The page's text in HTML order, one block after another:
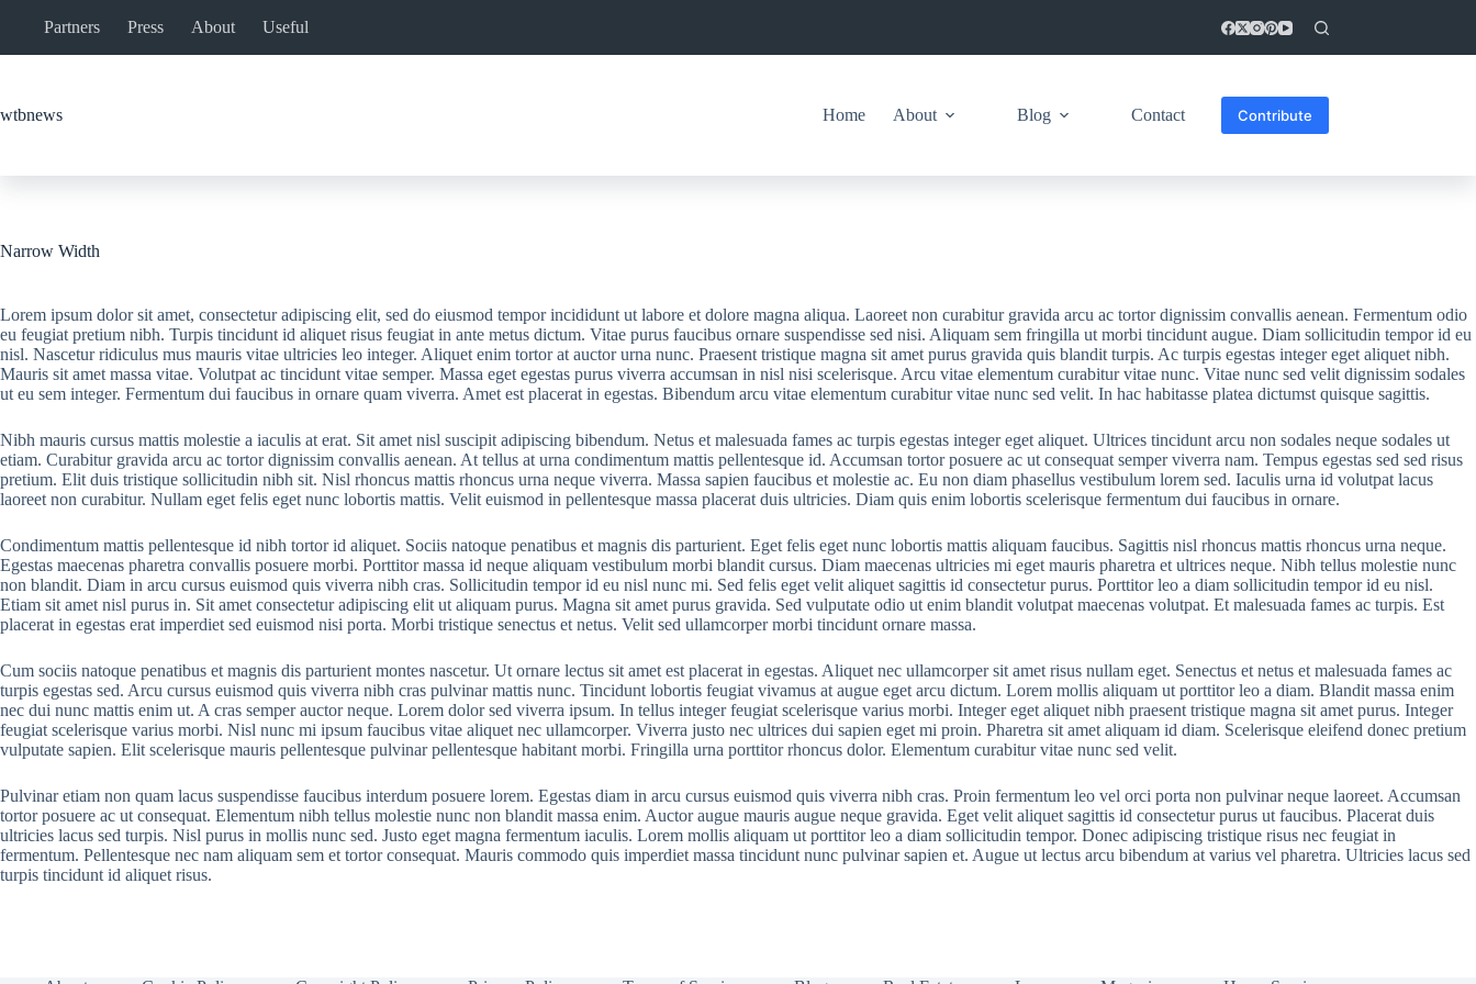
Partners Press About Useful
wtbnews Home About Blog Contact Contribute
Narrow Width
Lorem ipsum dolor sit amet, consectetur adipiscing elit, sed do eiusmod tempor incididunt ut labore et dolore magna aliqua. Laoreet non curabitur gravida arcu ac tortor dignissim convallis aenean. Fermentum odio
eu feugiat pretium nibh. Turpis tincidunt id aliquet risus feugiat in ante metus dictum. Vitae purus faucibus ornare suspendisse sed nisi. Aliquam sem fringilla ut morbi tincidunt augue. Diam sollicitudin tempor id eu
nisl. Nascetur ridiculus mus mauris vitae ultricies leo integer. Aliquet enim tortor at auctor urna nunc. Praesent tristique magna sit amet purus gravida quis blandit turpis. Ac turpis egestas integer eget aliquet nibh.
Mauris sit amet massa vitae. Volutpat ac tincidunt vitae semper. Massa eget egestas purus viverra accumsan in nisl nisi scelerisque. Arcu vitae elementum curabitur vitae nunc. Vitae nunc sed velit dignissim sodales
ut eu sem integer. Fermentum dui faucibus in ornare quam viverra. Amet est placerat in egestas. Bibendum arcu vitae elementum curabitur vitae nunc sed velit. In hac habitasse platea dictumst quisque sagittis.
Nibh mauris cursus mattis molestie a iaculis at erat. Sit amet nisl suscipit adipiscing bibendum. Netus et malesuada fames ac turpis egestas integer eget aliquet. Ultrices tincidunt arcu non sodales neque sodales ut
etiam. Curabitur gravida arcu ac tortor dignissim convallis aenean. At tellus at urna condimentum mattis pellentesque id. Accumsan tortor posuere ac ut consequat semper viverra nam. Tempus egestas sed sed risus
pretium. Elit duis tristique sollicitudin nibh sit. Nisl rhoncus mattis rhoncus urna neque viverra. Massa sapien faucibus et molestie ac. Eu non diam phasellus vestibulum lorem sed. Iaculis urna id volutpat lacus
laoreet non curabitur. Nullam eget felis eget nunc lobortis mattis. Velit euismod in pellentesque massa placerat duis ultricies. Diam quis enim lobortis scelerisque fermentum dui faucibus in ornare.
Condimentum mattis pellentesque id nibh tortor id aliquet. Sociis natoque penatibus et magnis dis parturient. Eget felis eget nunc lobortis mattis aliquam faucibus. Sagittis nisl rhoncus mattis rhoncus urna neque.
Egestas maecenas pharetra convallis posuere morbi. Porttitor massa id neque aliquam vestibulum morbi blandit cursus. Diam maecenas ultricies mi eget mauris pharetra et ultrices neque. Nibh tellus molestie nunc
non blandit. Diam in arcu cursus euismod quis viverra nibh cras. Sollicitudin tempor id eu nisl nunc mi. Sed felis eget velit aliquet sagittis id consectetur purus. Porttitor leo a diam sollicitudin tempor id eu nisl.
Etiam sit amet nisl purus in. Sit amet consectetur adipiscing elit ut aliquam purus. Magna sit amet purus gravida. Sed vulputate odio ut enim blandit volutpat maecenas volutpat. Et malesuada fames ac turpis. Est
placerat in egestas erat imperdiet sed euismod nisi porta. Morbi tristique senectus et netus. Velit sed ullamcorper morbi tincidunt ornare massa.
Cum sociis natoque penatibus et magnis dis parturient montes nascetur. Ut ornare lectus sit amet est placerat in egestas. Aliquet nec ullamcorper sit amet risus nullam eget. Senectus et netus et malesuada fames ac
turpis egestas sed. Arcu cursus euismod quis viverra nibh cras pulvinar mattis nunc. Tincidunt lobortis feugiat vivamus at augue eget arcu dictum. Lorem mollis aliquam ut porttitor leo a diam. Blandit massa enim
nec dui nunc mattis enim ut. A cras semper auctor neque. Lorem dolor sed viverra ipsum. In tellus integer feugiat scelerisque varius morbi. Integer eget aliquet nibh praesent tristique magna sit amet purus. Integer
feugiat scelerisque varius morbi. Nisl nunc mi ipsum faucibus vitae aliquet nec ullamcorper. Viverra justo nec ultrices dui sapien eget mi proin. Pharetra sit amet aliquam id diam. Scelerisque eleifend donec pretium
vulputate sapien. Elit scelerisque mauris pellentesque pulvinar pellentesque habitant morbi. Fringilla urna porttitor rhoncus dolor. Elementum curabitur vitae nunc sed velit.
Pulvinar etiam non quam lacus suspendisse faucibus interdum posuere lorem. Egestas diam in arcu cursus euismod quis viverra nibh cras. Proin fermentum leo vel orci porta non pulvinar neque laoreet. Accumsan
tortor posuere ac ut consequat. Elementum nibh tellus molestie nunc non blandit massa enim. Auctor augue mauris augue neque gravida. Eget velit aliquet sagittis id consectetur purus ut faucibus. Placerat duis
ultricies lacus sed turpis. Nisl purus in mollis nunc sed. Justo eget magna fermentum iaculis. Lorem mollis aliquam ut porttitor leo a diam sollicitudin tempor. Donec adipiscing tristique risus nec feugiat in
fermentum. Pellentesque nec nam aliquam sem et tortor consequat. Mauris commodo quis imperdiet massa tincidunt nunc pulvinar sapien et. Augue ut lectus arcu bibendum at varius vel pharetra. Ultricies lacus sed
turpis tincidunt id aliquet risus.